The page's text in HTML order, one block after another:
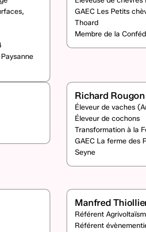
GAEC Les Petits
Thoard
Membre de la
Richard Rougon
Éleveur de vaches
Éleveur de cochons
Transformation à la
GAEC La ferme des
Seyne
Manfred
Référent
Référent